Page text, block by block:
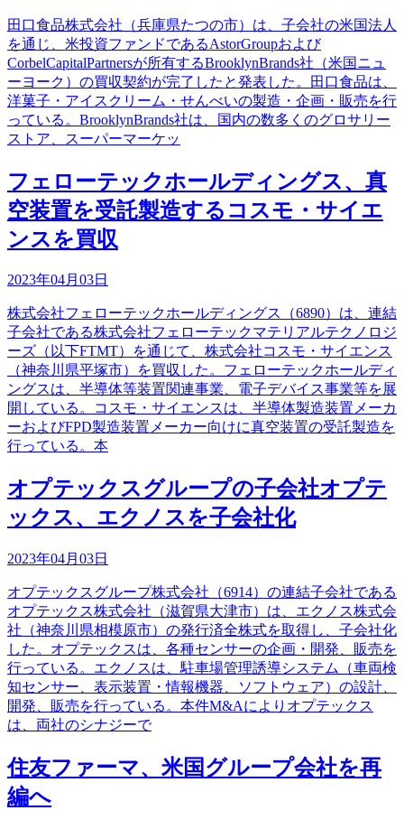
田口食品株式会社（兵庫県たつの市）は、子会社の米国法人
を通じ、米投資ファンドであるAstorGroupおよび
CorbelCapitalPartnersが所有するBrooklynBrands社（米国ニュ
ーヨーク）の買収契約が完了したと発表した。田口食品は、
洋菓子・アイスクリーム・せんべいの製造・企画・販売を行
っている。BrooklynBrands社は、国内の数多くのグロサリー
ストア、スーパーマーケッ
フェローテックホールディングス、真
空装置を受託製造するコスモ・サイエ
ンスを買収
2023年04月03日
株式会社フェローテックホールディングス（6890）は、連結
子会社である株式会社フェローテックマテリアルテクノロジ
ーズ（以下FTMT）を通じて、株式会社コスモ・サイエンス
（神奈川県平塚市）を買収した。フェローテックホールディ
ングスは、半導体等装置関連事業、電子デバイス事業等を展
開している。コスモ・サイエンスは、半導体製造装置メーカ
ーおよびFPD製造装置メーカー向けに真空装置の受託製造を
行っている。本
オプテックスグループの子会社オプテ
ックス、エクノスを子会社化
2023年04月03日
オプテックスグループ株式会社（6914）の連結子会社である
オプテックス株式会社（滋賀県大津市）は、エクノス株式会
社（神奈川県相模原市）の発行済全株式を取得し、子会社化
した。オプテックスは、各種センサーの企画・開発、販売を
行っている。エクノスは、駐車場管理誘導システム（車両検
知センサー、表示装置・情報機器、ソフトウェア）の設計、
開発、販売を行っている。本件M&Aによりオプテックス
は、両社のシナジーで
住友ファーマ、米国グループ会社を再
編へ